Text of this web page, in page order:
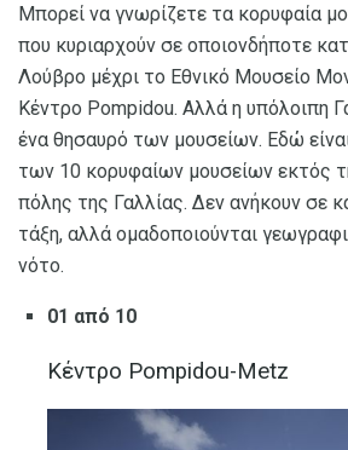
Μπορεί να γνωρίζετε τα κορυφαία
που κυριαρχούν σε οποιονδήποτε
Λούβρο μέχρι το Εθνικό Μουσείο
Κέντρο Pompidou. Αλλά η υπόλοιπη
ένα θησαυρό των μουσείων. Εδώ
των 10 κορυφαίων μουσείων εκτός
πόλης της Γαλλίας. Δεν ανήκουν σε
τάξη, αλλά ομαδοποιούνται
νότο.
01 από 10
Κέντρο Pompidou-Metz